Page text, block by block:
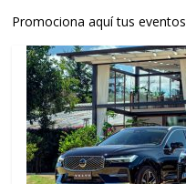
Promociona aquí tus eventos